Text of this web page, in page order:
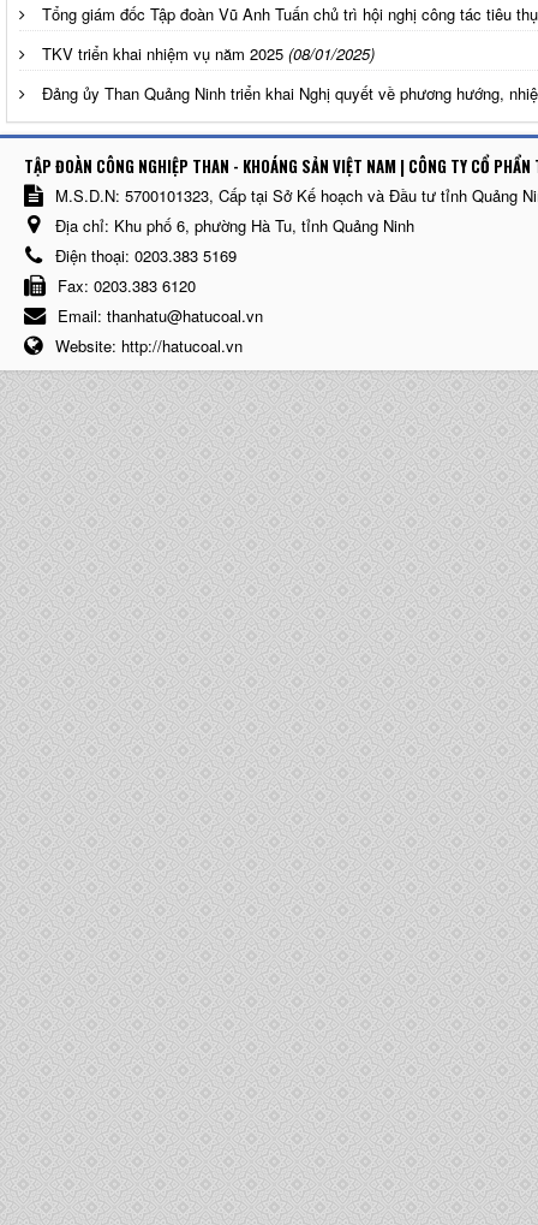
Tổng giám đốc Tập đoàn Vũ Anh Tuấn chủ trì hội nghị công tác tiêu
TKV triển khai nhiệm vụ năm 2025 (08/01/2025)
Đảng ủy Than Quảng Ninh triển khai Nghị quyết về phương hướng,
TẬP ĐOÀN CÔNG NGHIỆP THAN - KHOÁNG SẢN VIỆT NAM | CÔNG TY CỔ
M.S.D.N: 5700101323, Cấp tại Sở Kế hoạch và Đầu tư tỉnh Quảng
Địa chỉ: Khu phố 6, phường Hà Tu, tỉnh Quảng Ninh
Điện thoại: 0203.383 5169
Fax: 0203.383 6120
Email: thanhatu@hatucoal.vn
Website: http://hatucoal.vn